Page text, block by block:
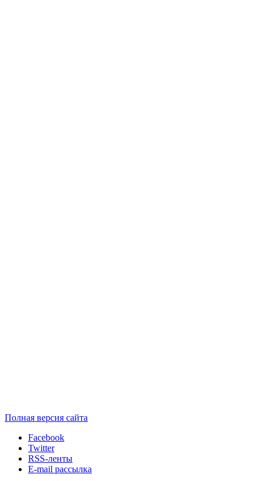
Полная версия сайта
Facebook
Twitter
RSS-ленты
E-mail рассылка